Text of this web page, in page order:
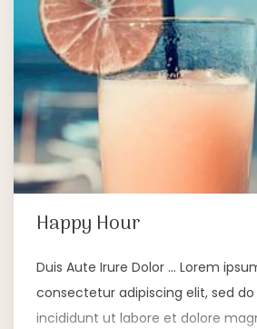
Happy Hour
Duis Aute Irure Dolor … Lorem
consectetur adipiscing elit, sed
incididunt ut labore et dolore